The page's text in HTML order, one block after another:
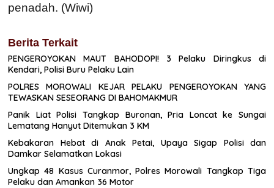
penadah. (Wiwi)
Berita Terkait
PENGEROYOKAN MAUT BAHODOPI! 3 Pelaku Diringkus di
Kendari, Polisi Buru Pelaku Lain
POLRES MOROWALI KEJAR PELAKU PENGEROYOKAN YANG
TEWASKAN SESEORANG DI BAHOMAKMUR
Panik Liat Polisi Tangkap Buronan, Pria Loncat ke Sungai
Lematang Hanyut Ditemukan 3 KM
Kebakaran Hebat di Anak Petai, Upaya Sigap Polisi dan
Damkar Selamatkan Lokasi
Ungkap 48 Kasus Curanmor, Polres Morowali Tangkap Tiga
Pelaku dan Amankan 36 Motor